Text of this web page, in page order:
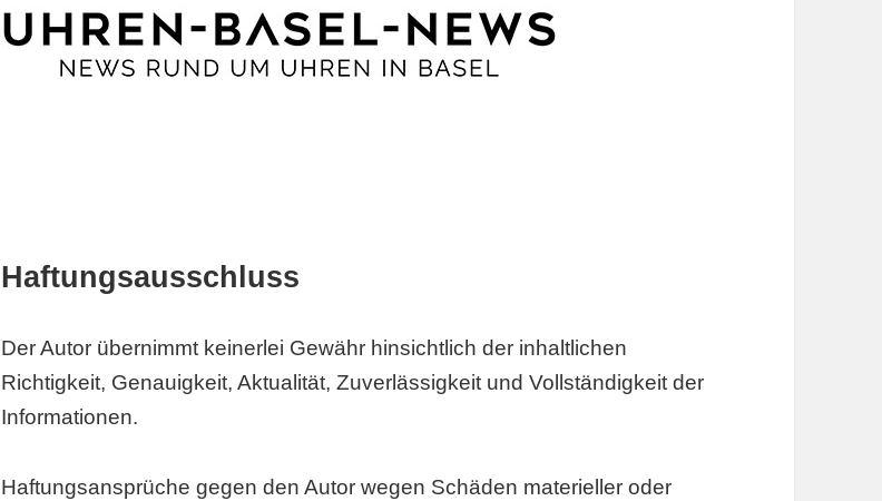
Haftungsausschluss
Der Autor übernimmt keinerlei Gewähr hinsichtlich der inhaltlichen
Richtigkeit, Genauigkeit, Aktualität, Zuverlässigkeit und Vollständigkeit der
Informationen.
Haftungsansprüche gegen den Autor wegen Schäden materieller oder